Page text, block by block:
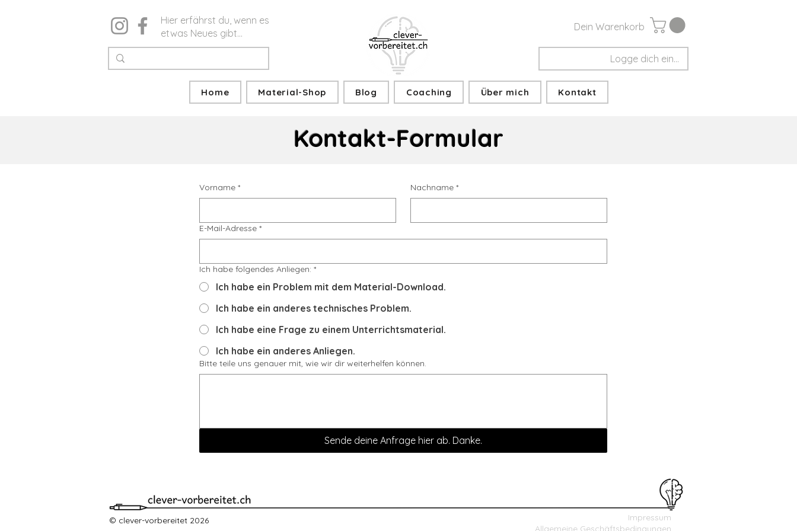
Hier erfährst du, wenn es
etwas Neues gibt...
Dein Warenkorb
Logge dich ein...
Home Material-Shop Blog Coaching Über mich Kontakt
Kontakt-Formular
Vorname * Nachname *
E-Mail-Adresse *
Ich habe folgendes Anliegen: *
Ich habe ein Problem mit dem Material-Download.
Ich habe ein anderes technisches Problem.
Ich habe eine Frage zu einem Unterrichtsmaterial.
Ich habe ein anderes Anliegen.
Bitte teile uns genauer mit, wie wir dir weiterhelfen können.
Sende deine Anfrage hier ab. Danke.
Impressum
Allgemeine Geschäftsbedingungen
© clever-vorbereitet 2026